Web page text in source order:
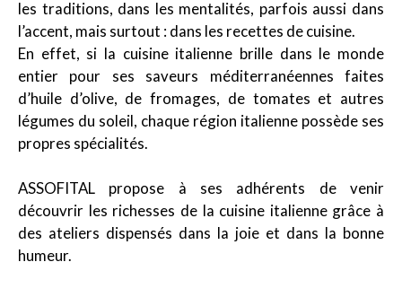
les traditions, dans les mentalités, parfois aussi dans
l’accent, mais surtout : dans les recettes de cuisine.
En effet, si la cuisine italienne brille dans le monde
entier pour ses saveurs méditerranéennes faites
d’huile d’olive, de fromages, de tomates et autres
légumes du soleil, chaque région italienne possède ses
propres spécialités.
ASSOFITAL propose à ses adhérents de venir
découvrir les richesses de la cuisine italienne grâce à
des ateliers dispensés dans la joie et dans la bonne
humeur.